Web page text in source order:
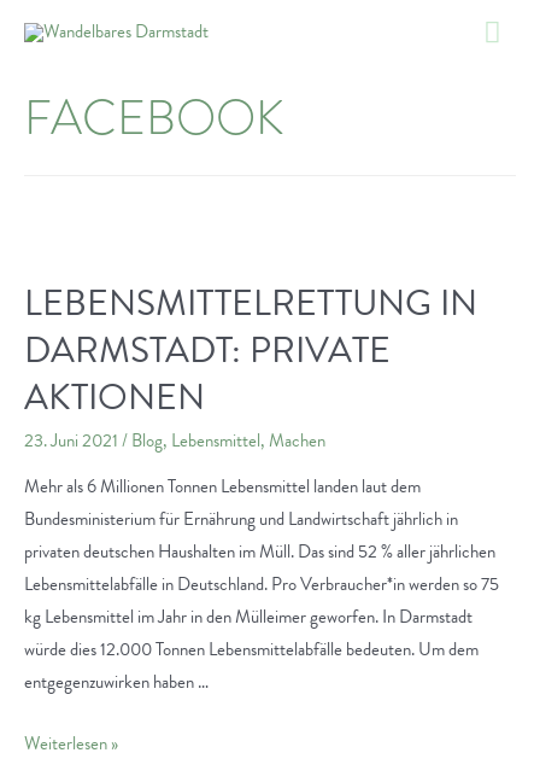
Inhalt
FACEBOOK
LEBENSMITTELRETTUNG IN
DARMSTADT: PRIVATE
AKTIONEN
23. Juni 2021/Blog, Lebensmittel,Machen
Mehr als 6 Millionen Tonnen Lebensmittel landen laut dem
Bundesministerium für Ernährung und Landwirtschaft jährlich in
privaten deutschen Haushalten im Müll. Das sind 52 % aller jährlichen
Lebensmittelabfälle in Deutschland. Pro Verbraucher*in werden so 75
kg Lebensmittel im Jahr in den Mülleimer geworfen. In Darmstadt
würde dies 12.000 Tonnen Lebensmittelabfälle bedeuten. Um dem
entgegenzuwirken haben …
Lebensmittelrettung
Weiterlesen »